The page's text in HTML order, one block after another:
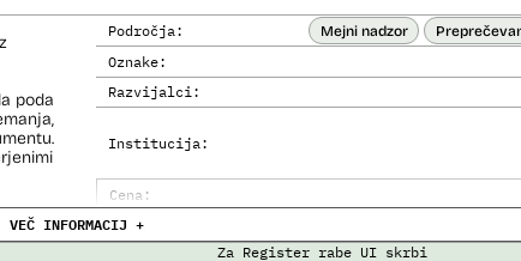
Področja: Mejni nadzor
Oznake:
Razvijalci:
Institucija:
Cena:
Analiza učinka na človekove pravice opravljena:
Analiza učinka na osebne podatke opravljena:
poda
VEČ INFORMACIJ +
Za Register rabe UI skrbi